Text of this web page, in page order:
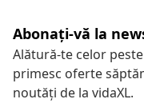
Abonați-vă la
Alătură-te celor
primesc oferte
noutăți de la vidaXL.